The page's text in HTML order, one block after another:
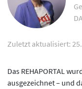
Zuletzt aktualisiert:
Das REHAPORTAL
ausgezeichnet – und